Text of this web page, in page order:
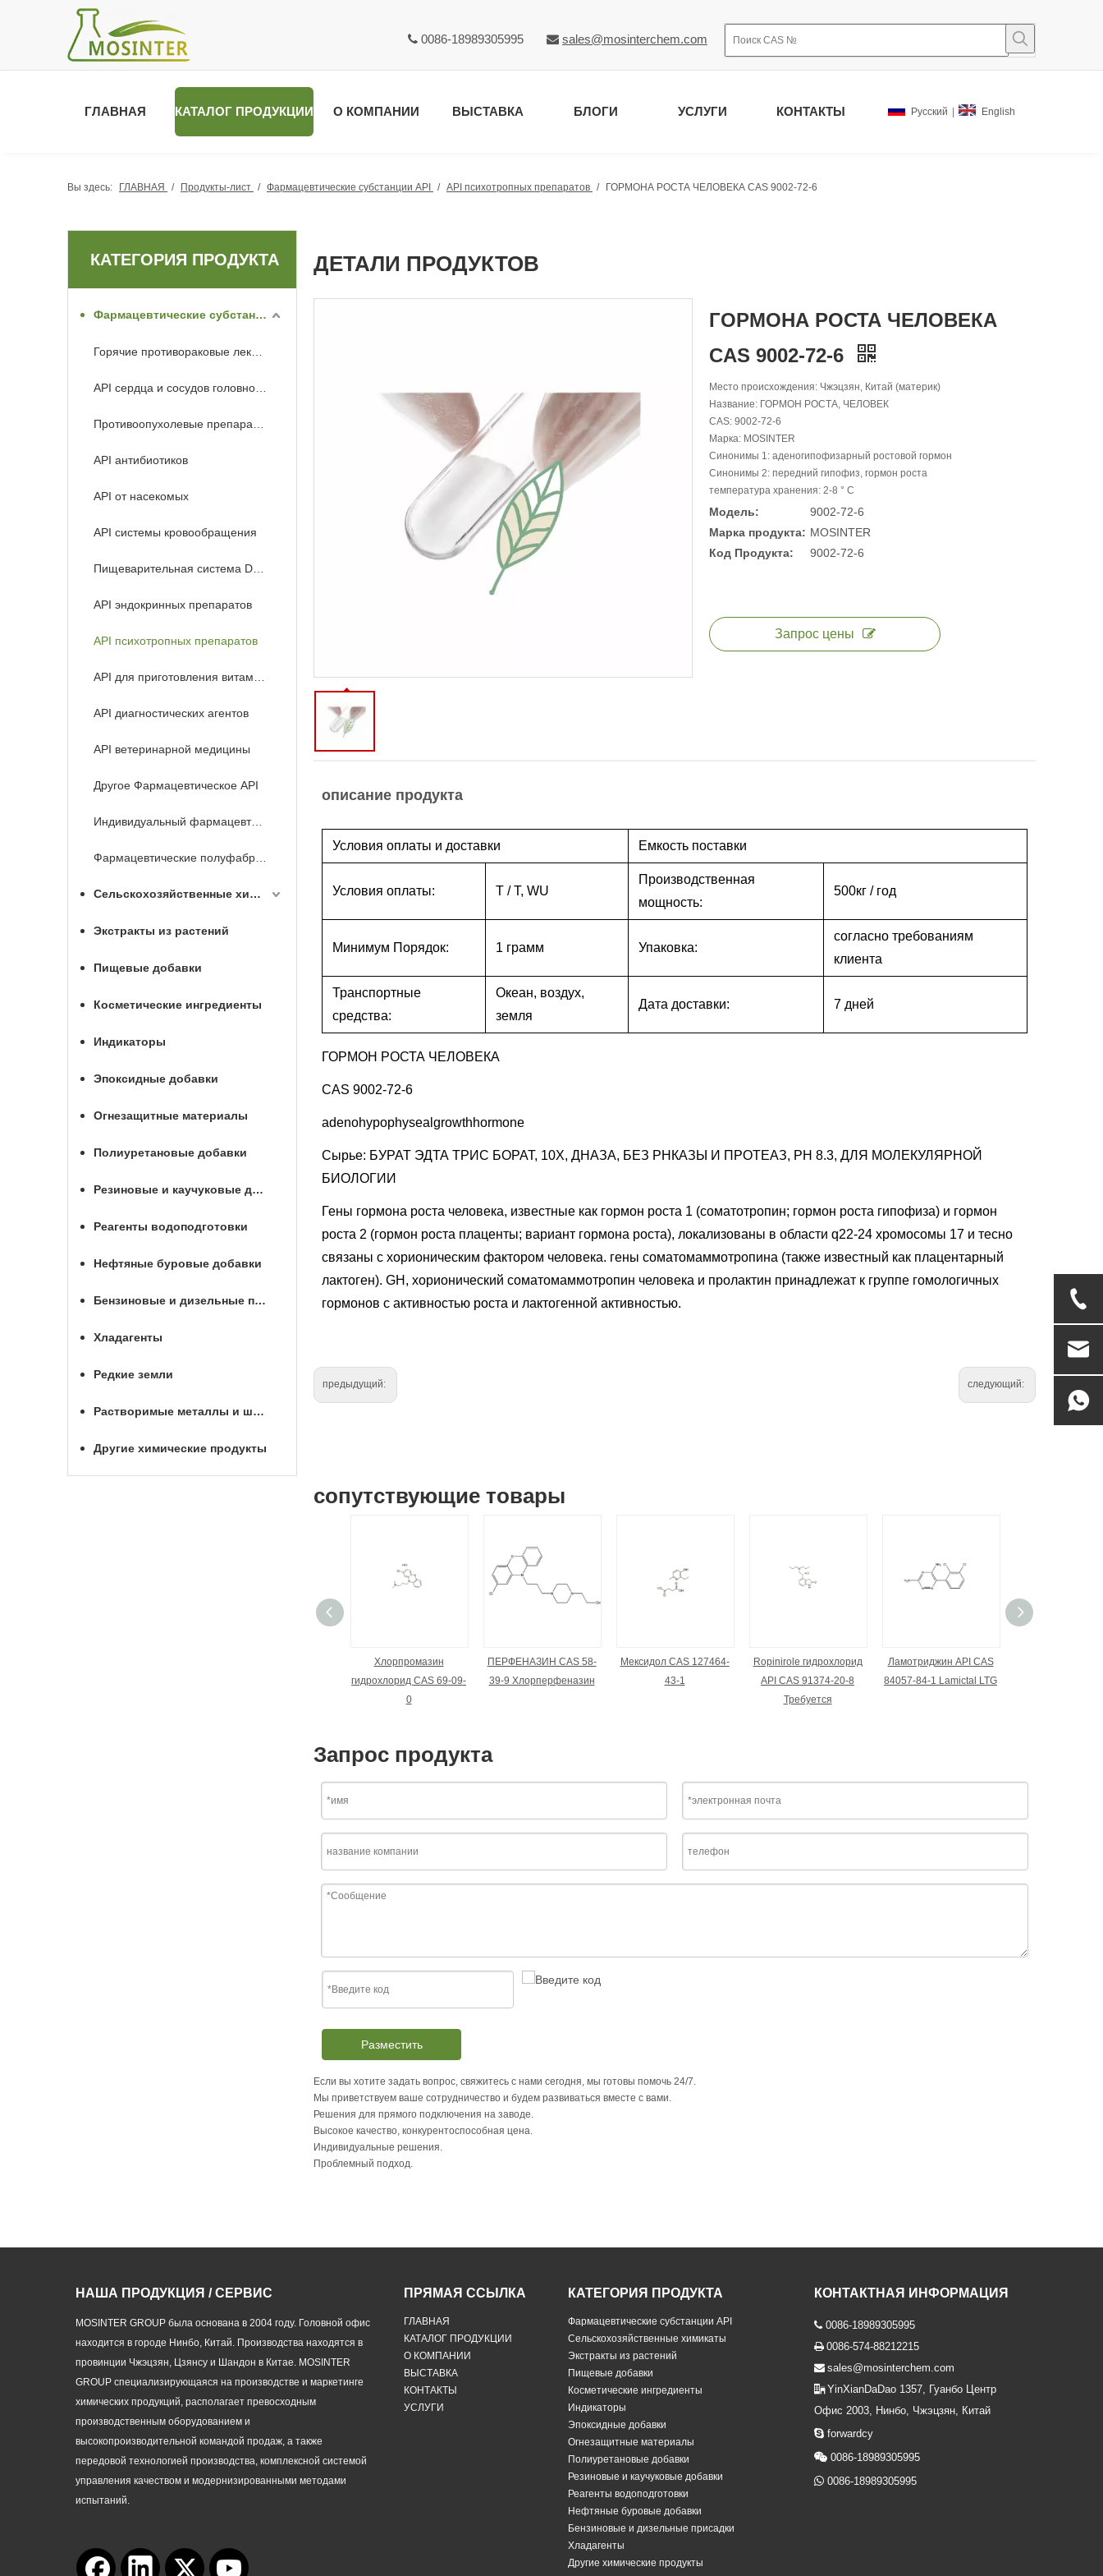
 0086-18989305995  sales@mosinterchem.com
ГЛАВНАЯ КАТАЛОГ ПРОДУКЦИИ О КОМПАНИИ ВЫСТАВКА БЛОГИ УСЛУГИ КОНТАКТЫ Pусский English
Вы здесь: ГЛАВНАЯ / Продукты-лист / Фармацевтические субстанции API / API психотропных препаратов / ГОРМОНА РОСТА ЧЕЛОВЕКА CAS 9002-72-6
КАТЕГОРИЯ ПРОДУКТА
Фармацевтические субстанции API
API антибиотиков
API от насекомых
API системы кровообращения
API эндокринных препаратов
API психотропных препаратов
API диагностических агентов
API ветеринарной медицины
Другое Фармацевтическое API
Индивидуальный фармацевтический API
Сельскохозяйственные химикаты
Экстракты из растений
Пищевые добавки
Косметические ингредиенты
Индикаторы
Эпоксидные добавки
Огнезащитные материалы
Полиуретановые добавки
Резиновые и каучуковые добавки
Реагенты водоподготовки
Нефтяные буровые добавки
Бензиновые и дизельные присадки
Хладагенты
Редкие земли
Растворимые металлы и шары для МГРП
Другие химические продукты
ДЕТАЛИ ПРОДУКТОВ
ГОРМОНА РОСТА ЧЕЛОВЕКА
CAS 9002-72-6
Место происхождения: Чжэцзян, Китай (материк)
Название: ГОРМОН РОСТА, ЧЕЛОВЕК
CAS: 9002-72-6
Марка: MOSINTER
Синонимы 1: аденогипофизарный ростовой гормон
Синонимы 2: передний гипофиз, гормон роста
температура хранения: 2-8 ° C
Модель:
9002-72-6
Марка продукта: MOSINTER
Код Продукта:
9002-72-6
Запрос цены
описание продукта
Условия оплаты и доставки Емкость поставки
Условия оплаты: T / T, WU
Производственная
мощность:
500кг / год
Минимум Порядок: 1 грамм Упаковка:
согласно требованиям
клиента
Транспортные
средства:
Океан, воздух,
земля
Дата доставки: 7 дней
ГОРМОН РОСТА ЧЕЛОВЕКА
CAS 9002-72-6
adenohypophysealgrowthhormone
Сырье: БУРАТ ЭДТА ТРИС БОРАТ, 10X, ДНАЗА, БЕЗ РНКАЗЫ И ПРОТЕАЗ, PH 8.3, ДЛЯ МОЛЕКУЛЯРНОЙ
БИОЛОГИИ
Гены гормона роста человека, известные как гормон роста 1 (соматотропин; гормон роста гипофиза) и гормон
роста 2 (гормон роста плаценты; вариант гормона роста), локализованы в области q22-24 хромосомы 17 и тесно
связаны с хорионическим фактором человека. гены соматомаммотропина (также известный как плацентарный
лактоген). GH, хорионический соматомаммотропин человека и пролактин принадлежат к группе гомологичных
гормонов с активностью роста и лактогенной активностью.
предыдущий: следующий:
сопутствующие товары
Хлорпромазин
гидрохлорид CAS 69-09-
0
ПЕРФЕНАЗИН CAS 58-
39-9 Хлорперфеназин
Мексидол CAS 127464-
43-1
Ropinirole гидрохлорид
API CAS 91374-20-8
Требуется
Ламотриджин API CAS
84057-84-1 Lamictal LTG
Запрос продукта
Разместить
Если вы хотите задать вопрос, свяжитесь с нами сегодня, мы готовы помочь 24/7.
Мы приветствуем ваше сотрудничество и будем развиваться вместе с вами.
Решения для прямого подключения на заводе.
Высокое качество, конкурентоспособная цена.
Индивидуальные решения.
Проблемный подход.
НАША ПРОДУКЦИЯ / СЕРВИС
MOSINTER GROUP была основана в 2004 году. Головной офис
находится в городе Нинбо, Китай. Производства находятся в
провинции Чжэцзян, Цзянсу и Шандон в Китае. MOSINTER
GROUP специализирующаяся на производстве и маркетинге
химических продукций, располагает превосходным
производственным оборудованием и
высокопроизводительной командой продаж, а также
передовой технологией производства, комплексной системой
управления качеством и модернизированными методами
испытаний.
ПРЯМАЯ ССЫЛКА
ГЛАВНАЯ
КАТАЛОГ ПРОДУКЦИИ
О КОМПАНИИ
ВЫСТАВКА
КОНТАКТЫ
УСЛУГИ
КАТЕГОРИЯ ПРОДУКТА
Фармацевтические субстанции API
Сельскохозяйственные химикаты
Экстракты из растений
Пищевые добавки
Косметические ингредиенты
Индикаторы
Эпоксидные добавки
Огнезащитные материалы
Полиуретановые добавки
Резиновые и каучуковые добавки
Реагенты водоподготовки
Нефтяные буровые добавки
Бензиновые и дизельные присадки
Хладагенты
Другие химические продукты
КОНТАКТНАЯ ИНФОРМАЦИЯ
 0086-18989305995
 0086-574-88212215
 sales@mosinterchem.com
YinXianDaDao 1357, Гуанбо Центр
Офис 2003, Нинбо, Чжэцзян, Китай
 forwardcy
 0086-18989305995
 0086-18989305995